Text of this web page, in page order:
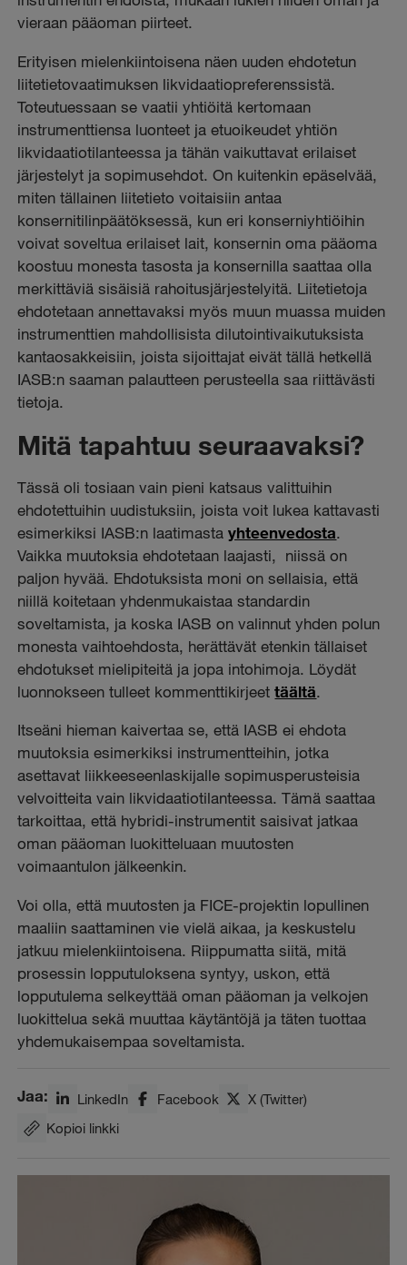
vieraan pääoman piirteet.
Erityisen mielenkiintoisena näen uuden ehdotetun
liitetietovaatimuksen likvidaatiopreferenssistä.
Toteutuessaan se vaatii yhtiöitä kertomaan
instrumenttiensa luonteet ja etuoikeudet yhtiön
likvidaatiotilanteessa ja tähän vaikuttavat erilaiset
järjestelyt ja sopimusehdot. On kuitenkin epäselvää,
miten tällainen liitetieto voitaisiin antaa
konsernitilinpäätöksessä, kun eri konserniyhtiöihin
voivat soveltua erilaiset lait, konsernin oma pääoma
koostuu monesta tasosta ja konsernilla saattaa olla
merkittäviä sisäisiä rahoitusjärjestelyitä. Liitetietoja
ehdotetaan annettavaksi myös muun muassa muiden
instrumenttien mahdollisista dilutointivaikutuksista
kantaosakkeisiin, joista sijoittajat eivät tällä hetkellä
IASB:n saaman palautteen perusteella saa riittävästi
tietoja.
Mitä tapahtuu seuraavaksi?
Tässä oli tosiaan vain pieni katsaus valittuihin
ehdotettuihin uudistuksiin, joista voit lukea kattavasti
esimerkiksi IASB:n laatimastayhteenvedosta.
Vaikka muutoksia ehdotetaan laajasti, niissä on
paljon hyvää. Ehdotuksista moni on sellaisia, että
niillä koitetaan yhdenmukaistaa standardin
soveltamista, ja koska IASB on valinnut yhden polun
monesta vaihtoehdosta, herättävät etenkin tällaiset
ehdotukset mielipiteitä ja jopa intohimoja. Löydät
luonnokseen tulleet kommenttikirjeettäältä.
Itseäni hieman kaivertaa se, että IASB ei ehdota
muutoksia esimerkiksi instrumentteihin, jotka
asettavat liikkeeseenlaskijalle sopimusperusteisia
velvoitteita vain likvidaatiotilanteessa. Tämä saattaa
tarkoittaa, että hybridi-instrumentit saisivat jatkaa
oman pääoman luokitteluaan muutosten
voimaantulon jälkeenkin.
Voi olla, että muutosten ja FICE-projektin lopullinen
maaliin saattaminen vie vielä aikaa, ja keskustelu
jatkuu mielenkiintoisena. Riippumatta siitä, mitä
prosessin lopputuloksena syntyy, uskon, että
lopputulema selkeyttää oman pääoman ja velkojen
luokittelua sekä muuttaa käytäntöjä ja täten tuottaa
yhdemukaisempaa soveltamista.
Jaa: LinkedIn Facebook
X (Twitter)
Kopioi linkki